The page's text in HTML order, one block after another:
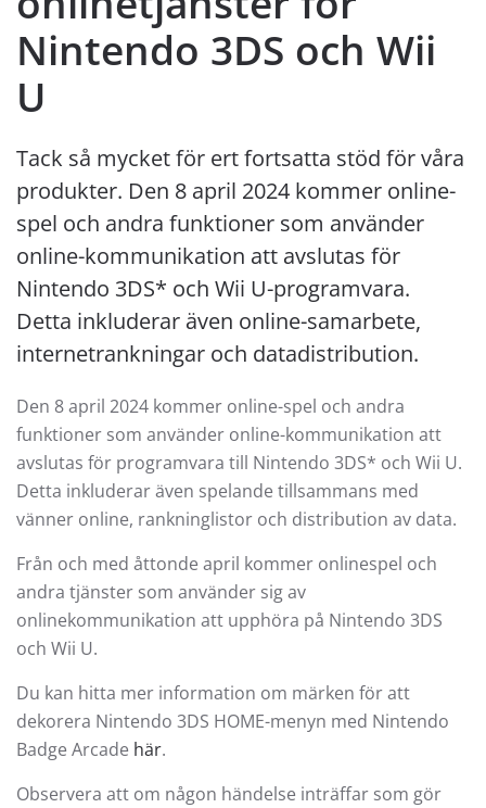
Nintendo 3DS och Wii
U
Tack så mycket för ert fortsatta stöd för våra
produkter. Den 8 april 2024 kommer online-
spel och andra funktioner som använder
online-kommunikation att avslutas för
Nintendo 3DS* och Wii U-programvara.
Detta inkluderar även online-samarbete,
internetrankningar och datadistribution.
Den 8 april 2024 kommer online-spel och andra
funktioner som använder online-kommunikation att
avslutas för programvara till Nintendo 3DS* och Wii U.
Detta inkluderar även spelande tillsammans med
vänner online, rankninglistor och distribution av data.
Från och med åttonde april kommer onlinespel och
andra tjänster som använder sig av
onlinekommunikation att upphöra på Nintendo 3DS
och Wii U.
Du kan hitta mer information om märken för att
dekorera Nintendo 3DS HOME-menyn med Nintendo
Badge Arcade här.
Observera att om någon händelse inträffar som gör